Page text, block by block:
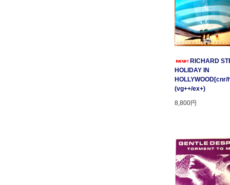
RICHARD
HOLIDAY IN
(vg++/ex+)
8,800円